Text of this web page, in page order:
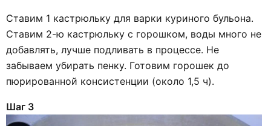
Ставим 1 кастрюльку для варки куриного бульона.
Ставим 2-ю кастрюльку с горошком, воды много не
добавлять, лучше подливать в процессе. Не
забываем убирать пенку. Готовим горошек до
пюрированной консистенции (около 1,5 ч).
Шаг 3